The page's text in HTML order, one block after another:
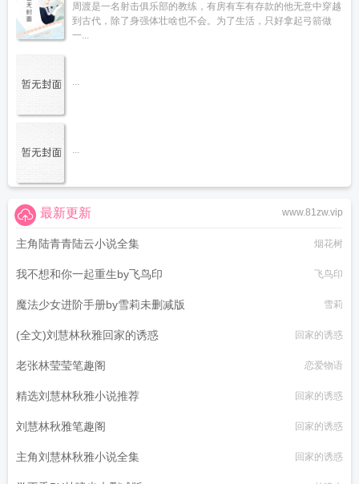
周渡是一名射击俱乐部的教练，有房有车有存款的他无意中穿越
到古代，除了身强体壮啥也不会。为了生活，只好拿起弓箭做
一...
...
...
www.81zw.vip
最新更新
主角陆青青陆云小说全集 烟花树
我不想和你一起重生by飞鸟印 飞鸟印
魔法少女进阶手册by雪莉未删减版 雪莉
(全文)刘慧林秋雅回家的诱惑 回家的诱惑
老张林莹莹笔趣阁 恋爱物语
精选刘慧林秋雅小说推荐 回家的诱惑
刘慧林秋雅笔趣阁 回家的诱惑
主角刘慧林秋雅小说全集 回家的诱惑